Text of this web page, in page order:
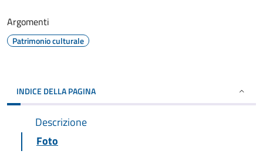
Argomenti
Patrimonio culturale
INDICE DELLA PAGINA
Descrizione
Foto